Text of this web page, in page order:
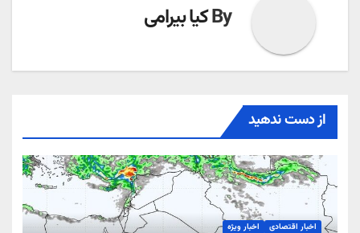
Byکیا بیرامی
از دست ندهید
اخبار اقتصادی اخبار ویژه